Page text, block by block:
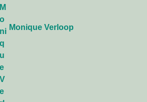
Monique Verloop